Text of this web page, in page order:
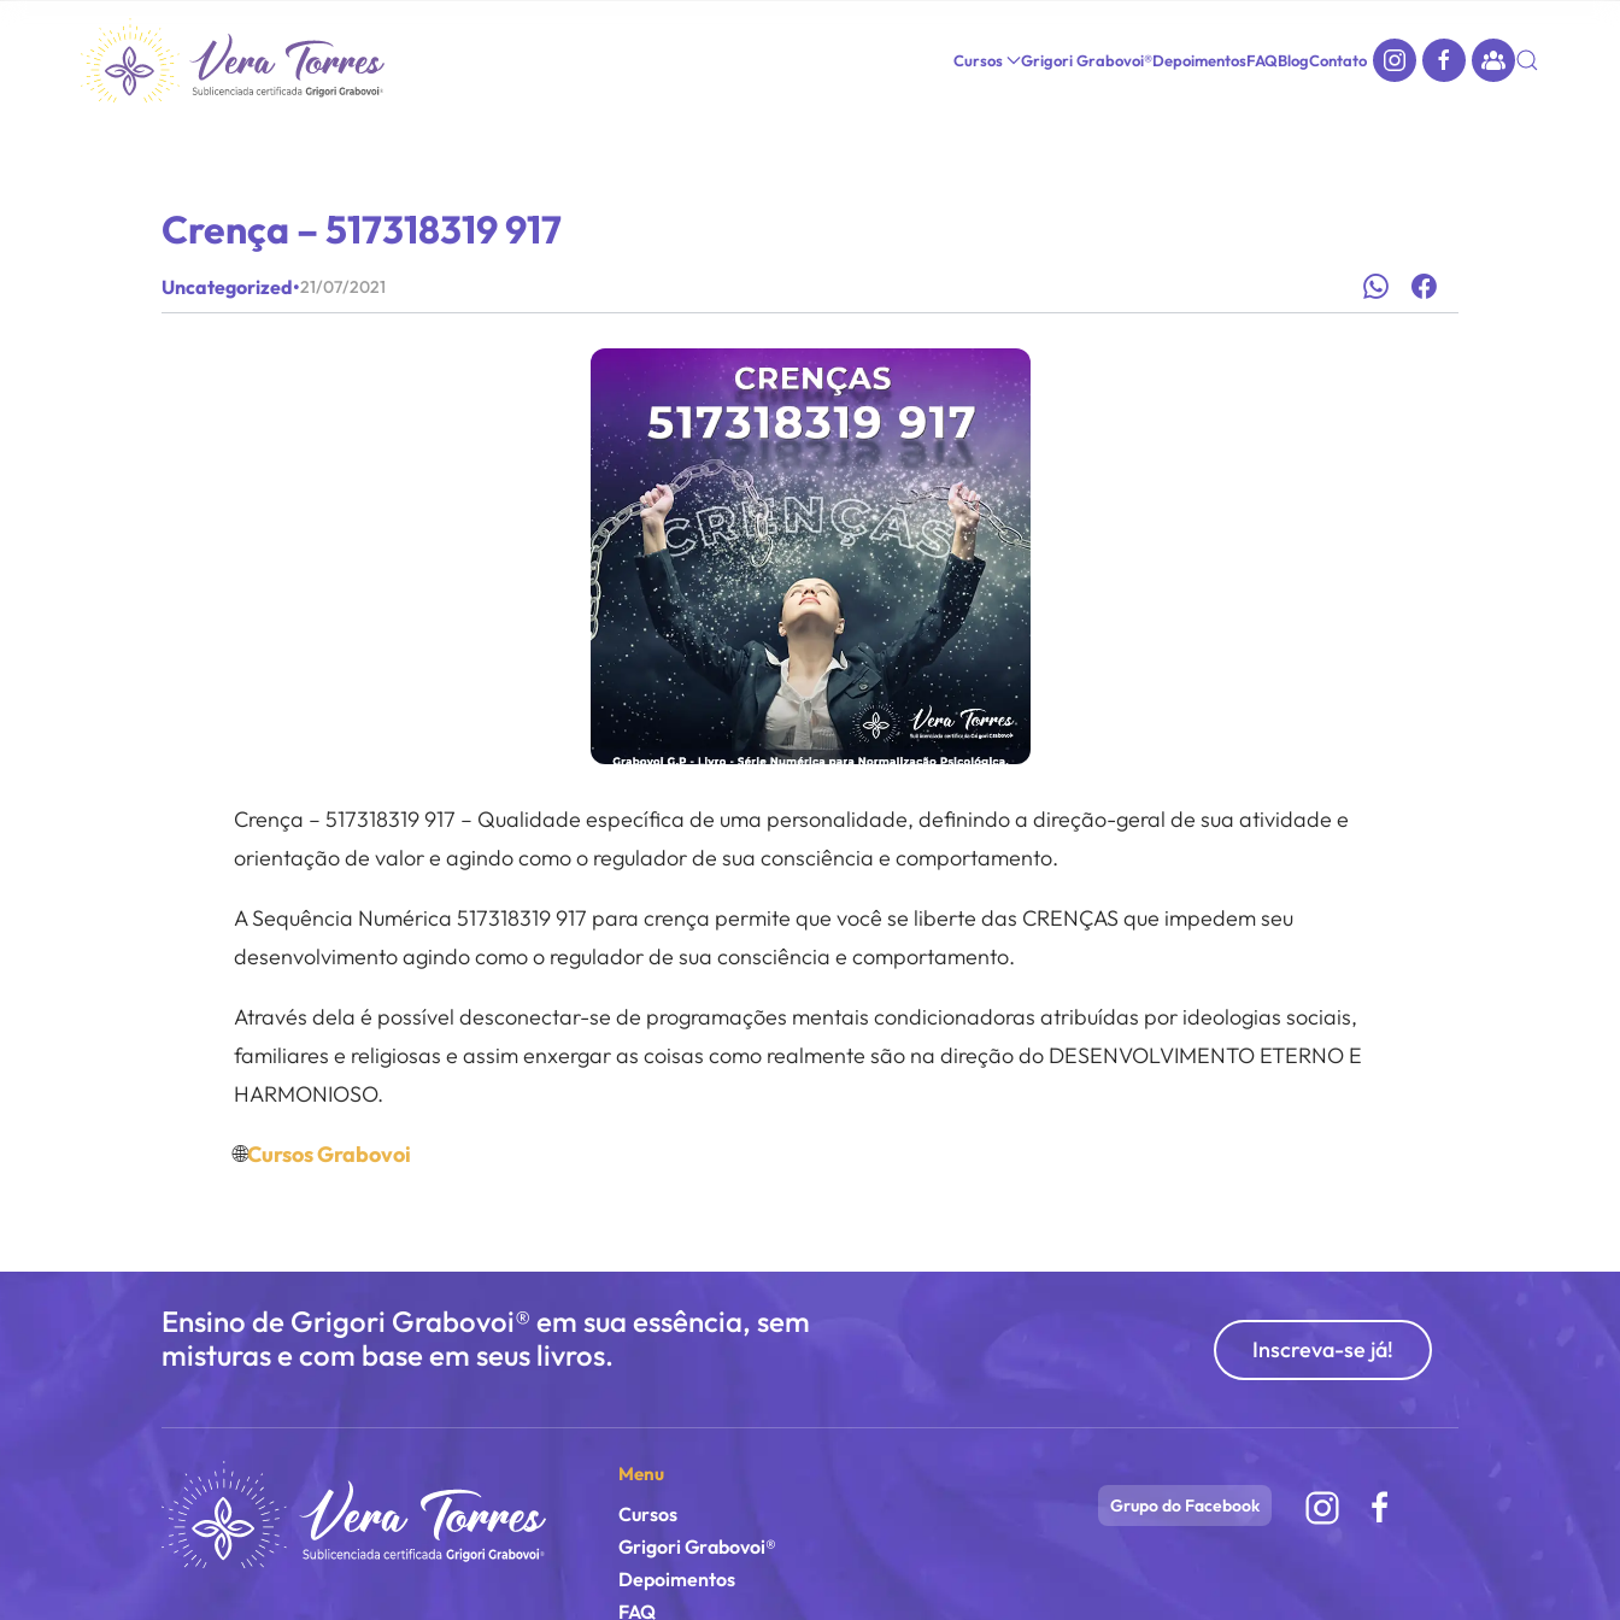
Cursos Grigori Grabovoi®DepoimentosFAQBlogContato
Crença – 517318319 917
Uncategorized•21/07/2021
Crença – 517318319 917 – Qualidade específica de uma personalidade, definindo a direção-geral de sua atividade e
orientação de valor e agindo como o regulador de sua consciência e comportamento.
A Sequência Numérica 517318319 917 para crença permite que você se liberte das CRENÇAS que impedem seu
desenvolvimento agindo como o regulador de sua consciência e comportamento.
Através dela é possível desconectar-se de programações mentais condicionadoras atribuídas por ideologias sociais,
familiares e religiosas e assim enxergar as coisas como realmente são na direção do DESENVOLVIMENTO ETERNO E
HARMONIOSO.
🌐Cursos Grabovoi
Ensino de Grigori Grabovoi® em sua essência, sem
misturas e com base em seus livros.
Inscreva-se já!
Menu
Cursos
Grigori Grabovoi®
Depoimentos
FAQ
Grupo do Facebook